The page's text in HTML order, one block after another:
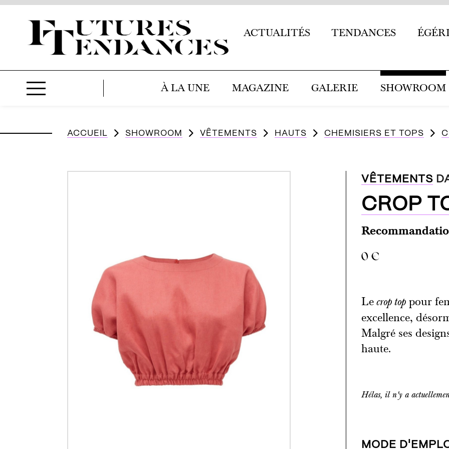
ACTUALITÉS TENDANCES
À LA UNE MAGAZINE GALERIE SHOWROOM
ACCUEIL SHOWROOM VÊTEMENTS HAUTS CHEMISIERS ET TOPS
VÊTEMENTS
CROP
0€
Lecrop top pour
excellence,
Malgré ses
haute.
Hélas, il n'y a
MODE